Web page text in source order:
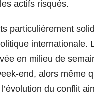
actifs risqués.
particulièrement
internationale.
en milieu de
end, alors même
du conflit